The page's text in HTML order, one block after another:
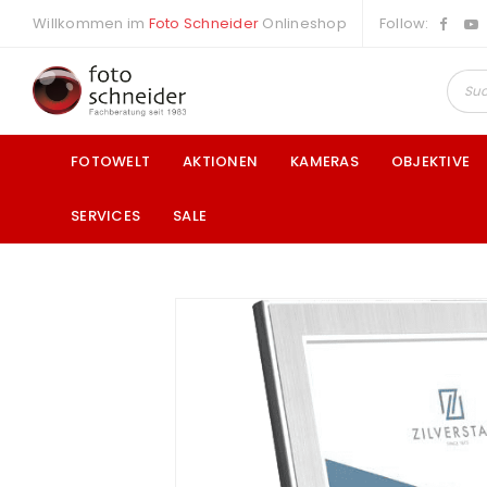
Willkommen im Foto Schneider Onlineshop Follow:
FOTOWELT AKTIONEN KAMERAS OBJEKTIVE
SERVICES SALE